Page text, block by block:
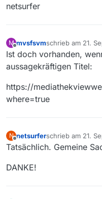
netsurfer
M
Offline
mvsfsvmschrieb am 21.
zuletzt editiert
Ist doch vorhanden,
aussagekräftigen Titel:
https://
where=true
N
Offline
netsurferschrieb am 21.
zuletzt editiert
Tatsächlich. Gemeine
DANKE!